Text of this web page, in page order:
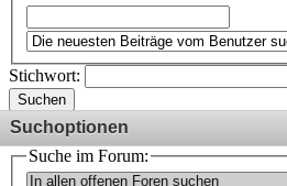
Stichwort:
Suchen
Suchoptionen
Suche im Forum: